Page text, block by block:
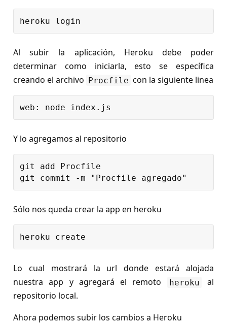
Al subir la aplicación, Heroku debe poder
determinar como iniciarla, esto se específica
creando el archivo Procfile con la siguiente linea
Y lo agregamos al repositorio
git add Procfile
Sólo nos queda crear la app en heroku
Lo cual mostrará la url donde estará alojada
nuestra app y agregará el remoto
heroku
al
repositorio local.
Ahora podemos subir los cambios a Heroku